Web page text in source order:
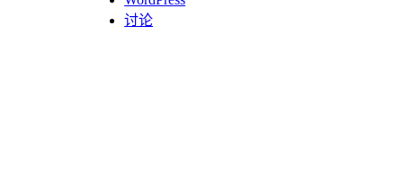
讨论